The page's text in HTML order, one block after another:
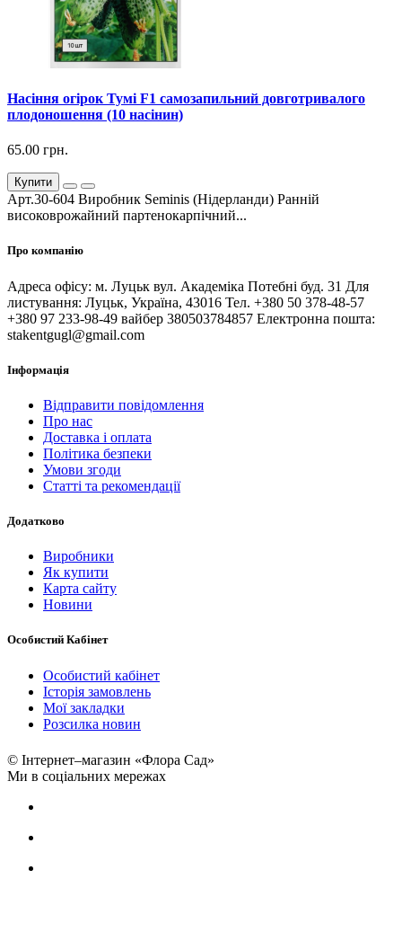
Насіння огірок Тумі F1 самозапильний довготривалого
плодоношення (10 насінин)
65.00 грн.
Купити
Арт.30-604 Виробник Seminis (Нідерланди) Ранній
високоврожайний партенокарпічний...
Про компанію
Адреса офісу: м. Луцьк вул. Академіка Потебні буд. 31 Для
листування: Луцьк, Україна, 43016 Тел. +380 50 378-48-57
+380 97 233-98-49 вайбер 380503784857 Електронна пошта:
stakentgugl@gmail.com
Інформація
Відправити повідомлення
Про нас
Доставка і оплата
Політика безпеки
Умови згоди
Статті та рекомендації
Додатково
Виробники
Як купити
Карта сайту
Новини
Особистий Кабінет
Особистий кабінет
Історія замовлень
Мої закладки
Розсилка новин
© Інтернет–магазин «Флора Сад»
Ми в соціальних мережах